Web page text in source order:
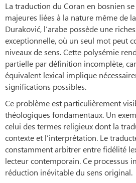
La traduction du Coran en bosnien
majeures liées à la nature même de
Duraković, l’arabe possède une
exceptionnelle, où un seul mot peut
niveaux de sens. Cette polysémie
partielle par définition incomplète,
équivalent lexical implique
significations possibles.
Ce problème est particulièrement
théologiques fondamentaux. Un
celui des termes religieux dont la
contexte et l’interprétation. Le
constamment arbitrer entre fidélité
lecteur contemporain. Ce processus
réduction inévitable du sens original.